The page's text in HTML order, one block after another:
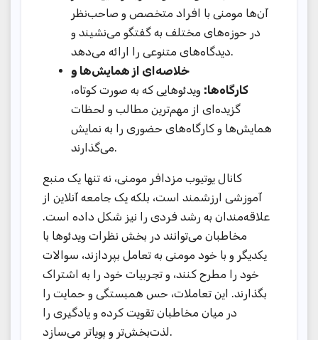
آن‌ها مومنی با افراد متخصص و صاحب‌نظر
در حوزه‌های مختلف به گفتگو می‌نشیند و
دیدگاه‌های متنوعی را ارائه می‌دهد.
خلاصه‌ای از همایش‌ها و
کارگاه‌ها: ویدئوهایی که به صورت کوتاه،
گزیده‌ای از مهم‌ترین مطالب و لحظات
همایش‌ها و کارگاه‌های حضوری را به نمایش
می‌گذارند.
کانال یوتیوب مزدافر مومنی، نه تنها یک منبع
آموزشی ارزشمند است، بلکه یک جامعه آنلاین از
علاقه‌مندان به رشد فردی را نیز شکل داده است.
مخاطبان می‌توانند در بخش نظرات ویدئوها با
یکدیگر و با خود مومنی به تعامل بپردازند، سوالات
خود را مطرح کنند، و تجربیات خود را به اشتراک
بگذارند. این تعاملات، حس همبستگی و حمایت را
در میان مخاطبان تقویت کرده و یادگیری را
لذت‌بخش‌تر و پویاتر می‌سازد.